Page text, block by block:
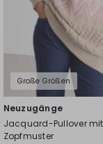
Große Größen
Neuzugänge
Jacquard-Pullover mit
Zopfmuster